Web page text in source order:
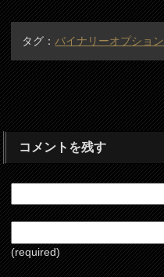
タグ： バイナリーオプション
コメントを残す
(required)